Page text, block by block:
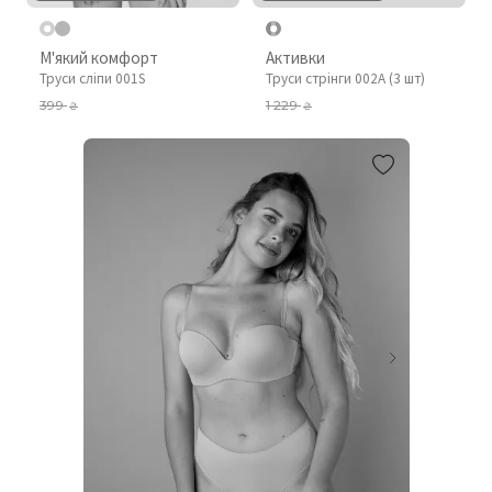
М'який комфорт
Труси сліпи 001S
399₴
Активки
Труси стрінги 002A (3 шт)
1 229₴